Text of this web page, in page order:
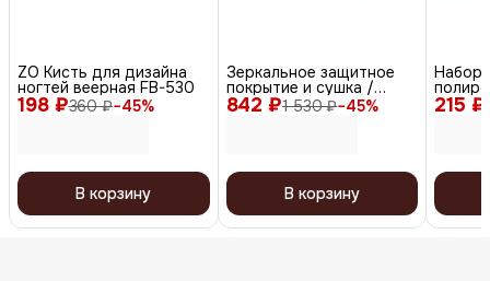
198 ₽360 ₽−45%
ZO Кисть для дизайна
ногтей веерная FB-530
В корзину
842 ₽1 530 ₽−45%
Зеркальное защитное
покрытие и сушка /
Glossy Top & Dry, 12,5 мл
В корзину
215 ₽
Набор